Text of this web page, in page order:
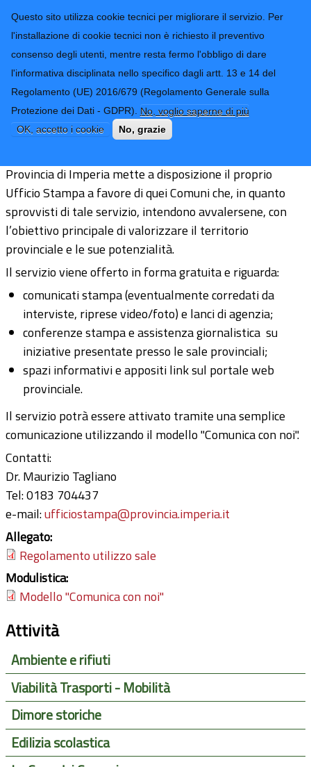
Questo sito utilizza cookie tecnici per migliorare il servizio. Per
l'installazione di cookie tecnici non è richiesto il preventivo
consenso degli utenti, mentre resta fermo l'obbligo di dare
l'informativa disciplinata nello specifico dagli artt. 13 e 14 del
Regolamento (UE) 2016/679 (Regolamento Generale sulla
Protezione dei Dati - GDPR). No, voglio saperne di più
OK, accetto i cookie
No, grazie
Provincia di
Imperia
CONTATTI-URP
TRASPARENZA
Form di ricerca
Comunica con noi
Provincia di Imperia mette a disposizione il proprio
Ufficio Stampa a favore di quei Comuni che, in quanto
sprovvisti di tale servizio, intendono avvalersene, con
l’obiettivo principale di valorizzare il territorio
provinciale e le sue potenzialità.
Il servizio viene offerto in forma gratuita e riguarda:
comunicati stampa (eventualmente corredati da
interviste, riprese video/foto) e lanci di agenzia;
conferenze stampa e assistenza giornalistica su
iniziative presentate presso le sale provinciali;
spazi informativi e appositi link sul portale web
provinciale.
Il servizio potrà essere attivato tramite una semplice
comunicazione utilizzando il modello "Comunica con noi".
Contatti:
Dr. Maurizio Tagliano
Tel: 0183 704437
e-mail:ufficiostampa@provincia.imperia.it
Allegato:
Regolamento utilizzo sale
Modulistica:
Modello "Comunica con noi"
Attività
Ambiente e rifiuti
Viabilità Trasporti - Mobilità
Dimore storiche
Edilizia scolastica